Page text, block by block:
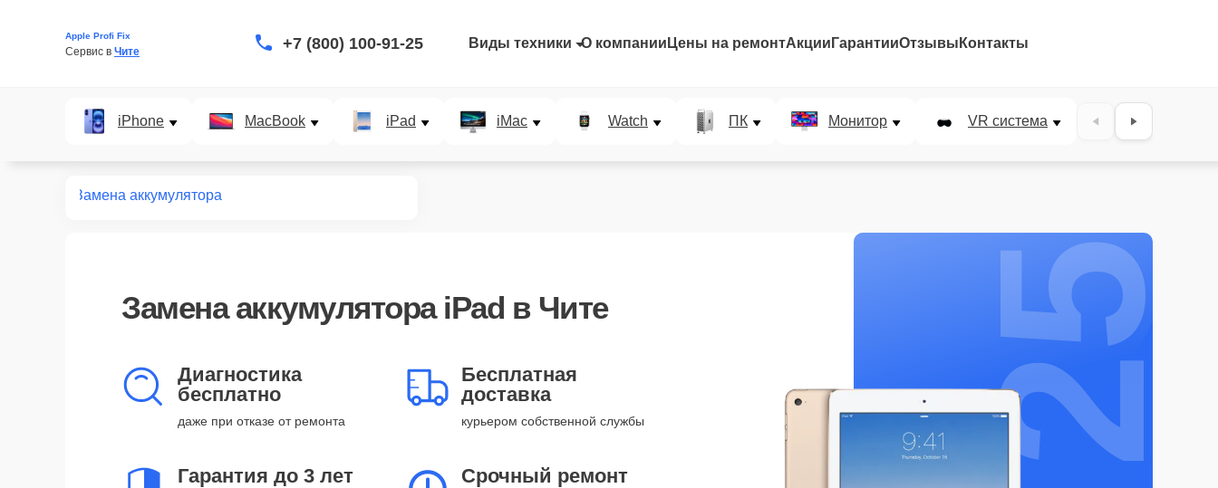
Apple Profi Fix
Сервис в Чите +7 (800) 100-91-25 Виды техники О компании Цены на ремонтАкции ГарантииОтзывы Контакты
iPhone MacBook iPad iMac Watch ПК Монитор VR система Наушники
Замена аккумулятора
Замена аккумулятора iPad в Чите
Диагностика
бесплатно
даже при отказе от ремонта
Бесплатная
доставка
курьером собственной службы
Гарантия до 3 лет Срочный ремонт
25%